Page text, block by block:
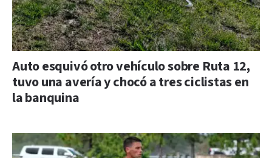
Auto esquivó otro vehículo sobre Ruta 12,
tuvo una avería y chocó a tres ciclistas en
la banquina